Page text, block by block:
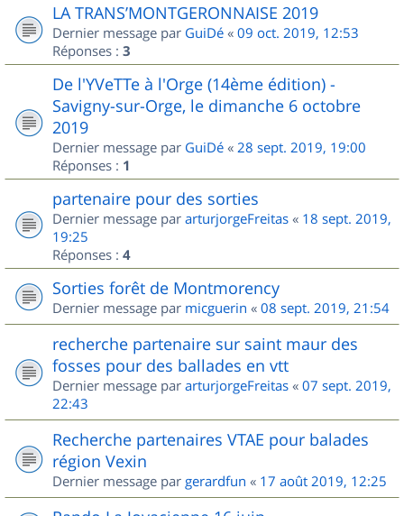
LA TRANS’MONTGERONNAISE 2019
Dernier message par GuiDé « 09 oct. 2019, 12:53
Réponses : 3
De l'YVeTTe à l'Orge (14ème édition) -
Savigny-sur-Orge, le dimanche 6 octobre
2019
Dernier message par GuiDé « 28 sept. 2019, 19:00
Réponses : 1
partenaire pour des sorties
Dernier message par arturjorgeFreitas « 18 sept. 2019,
19:25
Réponses : 4
Sorties forêt de Montmorency
Dernier message par micguerin « 08 sept. 2019, 21:54
recherche partenaire sur saint maur des
fosses pour des ballades en vtt
Dernier message par arturjorgeFreitas « 07 sept. 2019,
22:43
Recherche partenaires VTAE pour balades
région Vexin
Dernier message par gerardfun « 17 août 2019, 12:25